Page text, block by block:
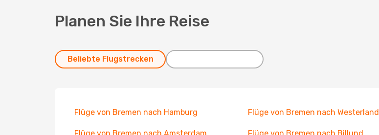
Planen Sie Ihre Reise
Beliebte Flugstrecken
Flüge von Bremen nach Hamburg Flüge von Bremen nach Westerland